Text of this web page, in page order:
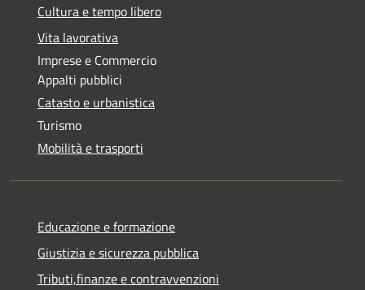
Cultura e tempo libero
Vita lavorativa
Imprese e Commercio
Appalti pubblici
Catasto e urbanistica
Turismo
Mobilità e trasporti
Educazione e formazione
Giustizia e sicurezza pubblica
Tributi,finanze e contravvenzioni